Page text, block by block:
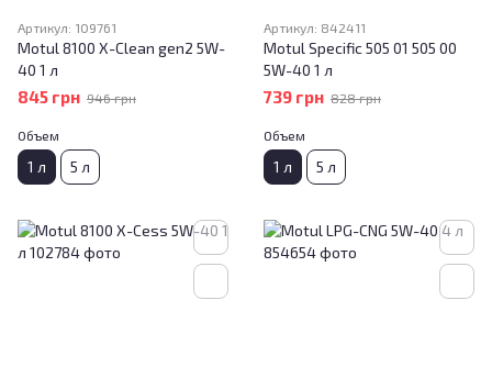
Артикул: 109761
Motul 8100 X-Clean gen2 5W-
40 1 л
845 грн 946 грн
Объем
1 л 5 л
Артикул: 842411
Motul Specific 505 01 505 00
5W-40 1 л
739 грн 828 грн
Объем
1 л 5 л